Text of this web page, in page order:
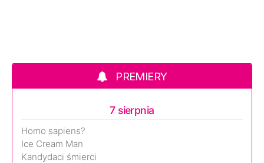
PREMIERY
7 sierpnia
Homo sapiens?
Ice Cream Man
Kandydaci śmierci